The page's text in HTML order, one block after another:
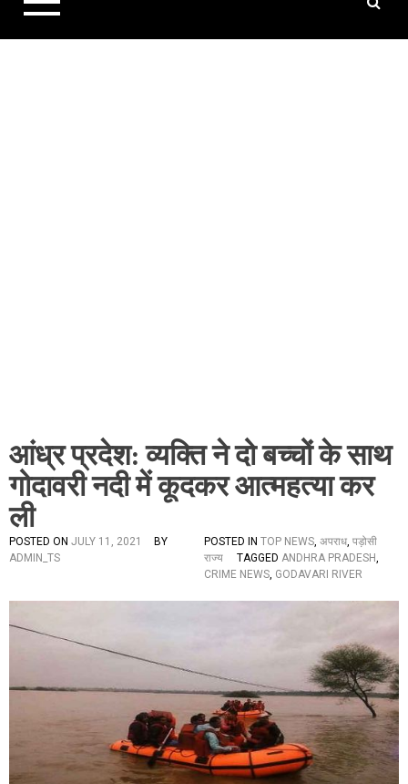
आंध्र प्रदेश: व्यक्ति ने दो बच्चों के साथ
गोदावरी नदी में कूदकर आत्महत्या कर
ली
POSTED ON JULY 11, 2021
BY
ADMIN_TS
POSTED IN TOP NEWS, अपराध, पड़ोसी
राज्य
TAGGED ANDHRA PRADESH,
CRIME NEWS, GODAVARI RIVER